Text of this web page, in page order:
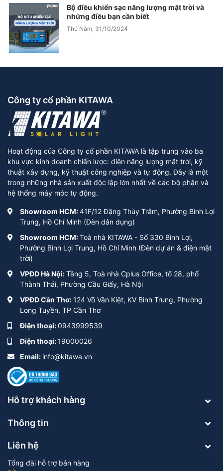
Bộ điều khiển sạc năng lượng mặt trời và
những điều bạn cần biết
Thứ Năm, 31/10/2024
Công ty cổ phần KITAWA
Hoạt động của Công ty cổ phần KITAWA là tập trung vào ba
khu vực kinh doanh chiến lược: điện năng lượng mặt trời, kỹ
thuật xây dựng, kỹ thuật công nghiệp và tự động. Đây là một
trong những nhà sản xuất độc lập lớn nhất về các bộ phận và
hệ thống máy móc tự động.
Showroom HCM:41F/12 Đặng Thùy Trâm, Phường Bình Lợi
Trung, Hồ Chí Minh (Đèn dân dụng)
Showroom HCM:Toà nhà KITAWA - Số 330 Bình Lợi,
Phường Bình Lợi Trung, Hồ Chí Minh (Đèn dự án & điện mặt
trời)
VPĐD Hà Nội:Tầng 5, Toà nhà Cplus Office, tổ 28, phố
Thành Thái, Phường Cầu Giấy, Hà Nội
VPĐD Cần Thơ:124 Võ Văn Kiệt, KV Bình Trung, Phường
Long Tuyền, TP Cần Thơ
Điện thoại:0943999539
Điện thoại:19000026
Email: info@kitawa.vn
Hỗ trợ khách hàng
Thông tin
Liên hệ
Tổng đài hỗ trợ bán hàng